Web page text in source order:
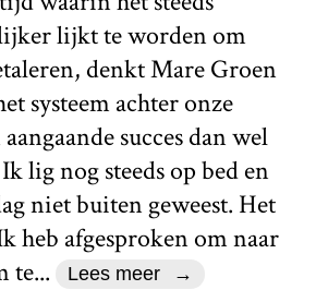
lijkt te worden om
denkt Mare Groen
systeem achter onze
succes dan wel
lig nog steeds op bed en
niet buiten geweest. Het
heb afgesproken om naar
te...
Lees meer